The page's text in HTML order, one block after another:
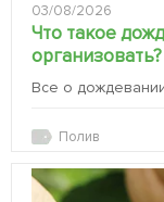
03/08/2026
Что такое
организовать?
Все о
Полив